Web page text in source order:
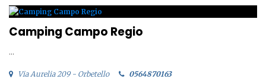
Camping Campo Regio
...
Via Aurelia 209 - Orbetello 0564870163